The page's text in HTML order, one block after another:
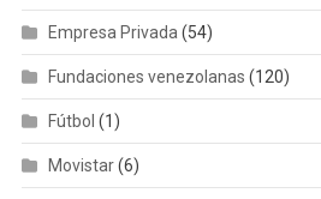
Empresa Privada(54)
Fundaciones venezolanas (120)
Fútbol (1)
Movistar(6)